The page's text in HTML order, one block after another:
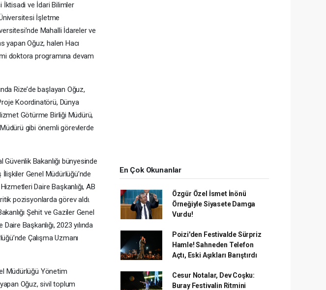
İktisadi ve İdari Bilimler
İşletme
Mahalli İdareler ve
yapan Oğuz, halen Hacı
doktora programına devam
Rize’de başlayan Oğuz,
Koordinatörü, Dünya
Götürme Birliği Müdürü,
gibi önemli görevlerde
Bakanlığı bünyesinde
İlişkiler Genel Müdürlüğü’nde
Daire Başkanlığı, AB
pozisyonlarda görev aldı.
Şehit ve Gaziler Genel
Başkanlığı, 2023 yılında
Çalışma Uzmanı
Müdürlüğü Yönetim
Oğuz, sivil toplum
En Çok Okunanlar
Özgür Özel İsmet İnönü
Örneğiyle Siyasete Damga
Vurdu!
Poizi'den Festivalde Sürpriz
Hamle! Sahneden Telefon
Açtı, Eski Aşıkları Barıştırdı
Cesur Notalar, Dev Coşku:
Buray Festivalin Ritmini